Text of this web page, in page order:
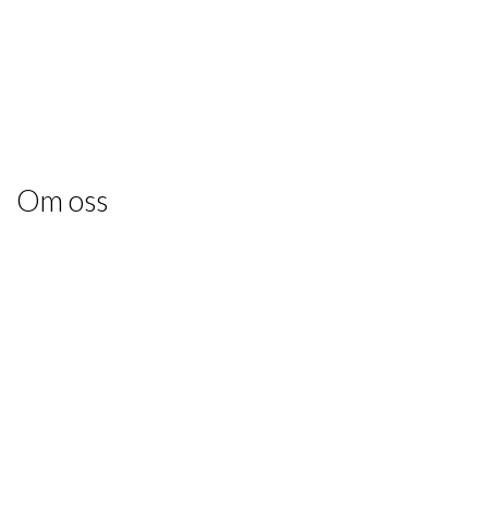
Om oss